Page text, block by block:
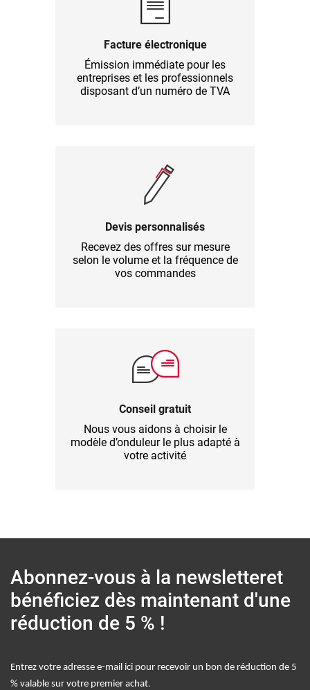
Facture électronique
Émission immédiate pour les
entreprises et les professionnels
disposant d’un numéro de TVA
Devis personnalisés
Recevez des offres sur mesure
selon le volume et la fréquence de
vos commandes
Conseil gratuit
Nous vous aidons à choisir le
modèle d’onduleur le plus adapté à
votre activité
Abonnez-vous à la newsletteret
bénéficiez dès maintenant d'une
réduction de 5 % !
Entrez votre adresse e-mail ici pour recevoir un bon de réduction de 5
% valable sur votre premier achat.